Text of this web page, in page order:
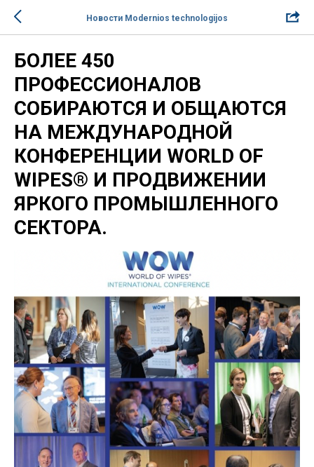
Новости Modernios technologijos
БОЛЕЕ 450
ПРОФЕССИОНАЛОВ
СОБИРАЮТСЯ И ОБЩАЮТСЯ
НА МЕЖДУНАРОДНОЙ
КОНФЕРЕНЦИИ WORLD OF
WIPES® И ПРОДВИЖЕНИИ
ЯРКОГО ПРОМЫШЛЕННОГО
СЕКТОРА.